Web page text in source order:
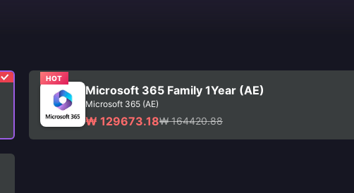
HOT
Microsoft 365 Family 1Year (AE)
Microsoft 365 (AE)
₩ 129673.18₩ 164420.88